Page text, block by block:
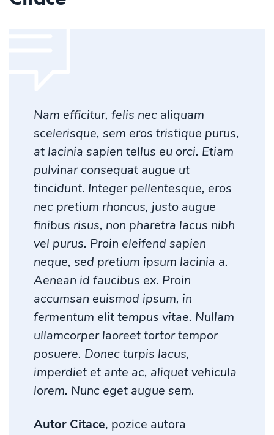
Nam efficitur, felis nec aliquam
scelerisque, sem eros tristique purus,
at lacinia sapien tellus eu orci. Etiam
pulvinar consequat augue ut
tincidunt. Integer pellentesque, eros
nec pretium rhoncus, justo augue
finibus risus, non pharetra lacus nibh
vel purus. Proin eleifend sapien
neque, sed pretium ipsum lacinia a.
Aenean id faucibus ex. Proin
accumsan euismod ipsum, in
fermentum elit tempus vitae. Nullam
ullamcorper laoreet tortor tempor
posuere. Donec turpis lacus,
imperdiet et ante ac, aliquet vehicula
lorem. Nunc eget augue sem.
Autor Citace, pozice autora